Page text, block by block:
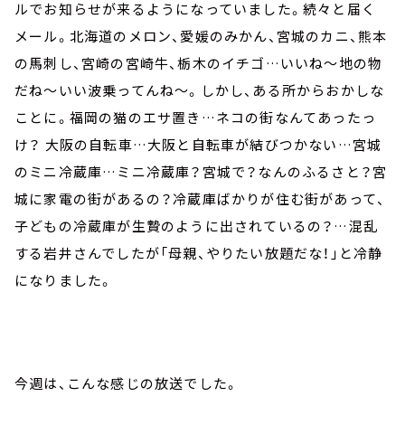
ルでお知らせが来るようになっていました。続々と届く
メール。北海道のメロン、愛媛のみかん、宮城のカニ、熊本
の馬刺し、宮崎の宮崎牛、栃木のイチゴ…いいね～地の物
だね～いい波乗ってんね～。しかし、ある所からおかしな
ことに。福岡の猫のエサ置き…ネコの街なんてあったっ
け？ 大阪の自転車…大阪と自転車が結びつかない…宮城
のミニ冷蔵庫…ミニ冷蔵庫？宮城で？なんのふるさと？宮
城に家電の街があるの？冷蔵庫ばかりが住む街があって、
子どもの冷蔵庫が生贄のように出されているの？…混乱
する岩井さんでしたが「母親、やりたい放題だな！」と冷静
になりました。
今週は、こんな感じの放送でした。